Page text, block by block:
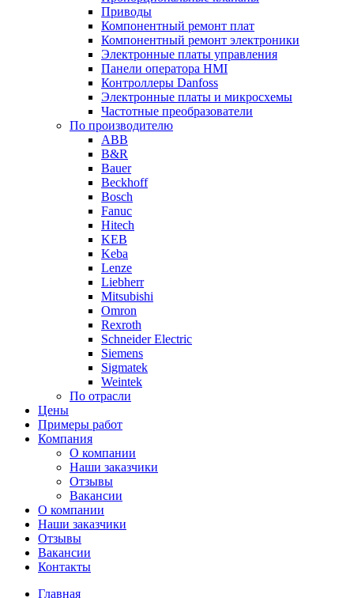
Приводы
Компонентный ремонт плат
Компонентный ремонт электроники
Электронные платы управления
Панели оператора HMI
Контроллеры Danfoss
Электронные платы и микросхемы
Частотные преобразователи
По производителю
ABB
B&R
Bauer
Beckhoff
Bosch
Fanuc
Hitech
KEB
Keba
Lenze
Liebherr
Mitsubishi
Omron
Rexroth
Schneider Electric
Siemens
Sigmatek
Weintek
По отрасли
Цены
Примеры работ
Компания
О компании
Наши заказчики
Отзывы
Вакансии
О компании
Наши заказчики
Отзывы
Вакансии
Контакты
Главная